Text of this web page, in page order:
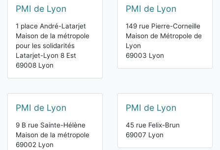
PMI de Lyon
1 place André-Latarjet
Maison de la métropole
pour les solidarités
Latarjet-Lyon 8 Est
69008 Lyon
PMI de Lyon
149 rue Pierre-Corneille
Maison de Métropole de
Lyon
69003 Lyon
PMI de Lyon
9 B rue Sainte-Hélène
Maison de la métropole
69002 Lyon
PMI de Lyon
45 rue Felix-Brun
69007 Lyon